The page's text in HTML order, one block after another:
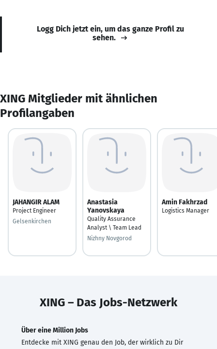
Logg Dich jetzt ein, um das ganze Profil zu
sehen.
XING Mitglieder mit ähnlichen
Profilangaben
JAHANGIR ALAM
Project Engineer
Gelsenkirchen
Anastasia
Yanovskaya
Quality Assurance
Analyst \ Team Lead
Nizhny Novgorod
Amin Fakhrzad
Logistics Manager
XING – Das Jobs-Netzwerk
Über eine Million Jobs
Entdecke mit XING genau den Job, der wirklich zu Dir